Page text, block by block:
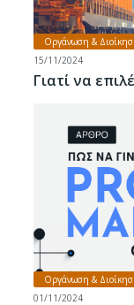
Οργάνωση &
15/11/2024
Γιατί να
Οργάνωση &
01/11/2024